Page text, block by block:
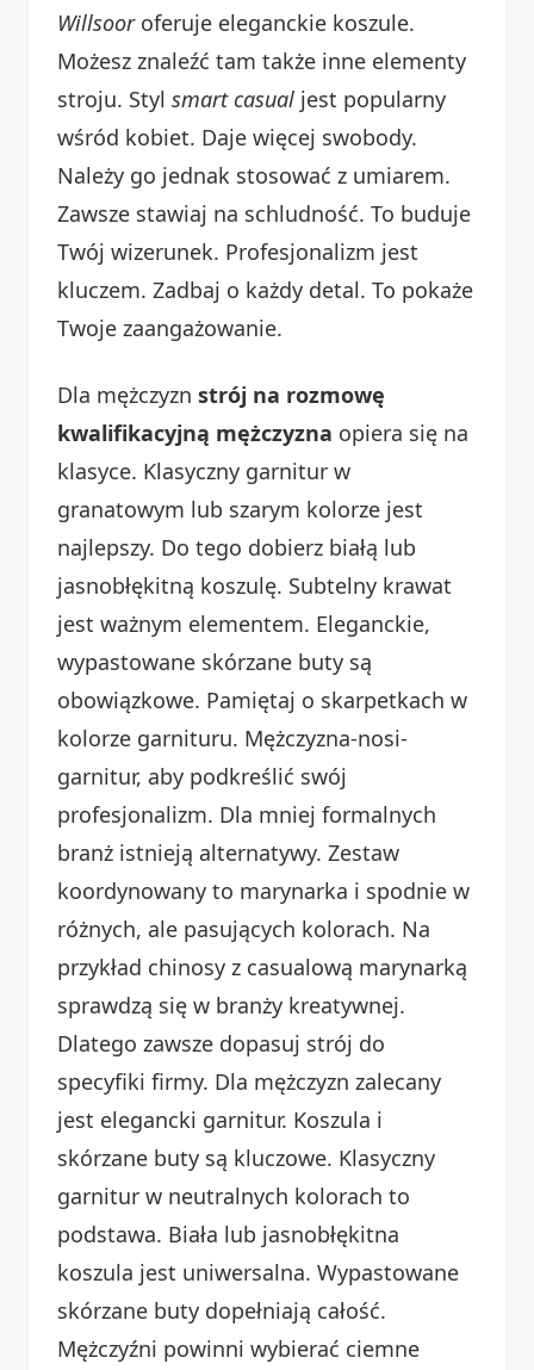
Willsooroferuje eleganckie koszule.
Możesz znaleźć tam także inne elementy
stroju. Styl smart casual jest popularny
wśród kobiet. Daje więcej swobody.
Należy go jednak stosować z umiarem.
Zawsze stawiaj na schludność. To buduje
Twój wizerunek. Profesjonalizm jest
kluczem. Zadbaj o każdy detal. To pokaże
Twoje zaangażowanie.
Dla mężczyzn strój na rozmowę
kwalifikacyjną mężczyzna opiera się na
klasyce. Klasyczny garnitur w
granatowym lub szarym kolorze jest
najlepszy. Do tego dobierz białą lub
jasnobłękitną koszulę. Subtelny krawat
jest ważnym elementem. Eleganckie,
wypastowane skórzane buty są
obowiązkowe. Pamiętaj o skarpetkach w
kolorze garnituru. Mężczyzna-nosi-
garnitur, aby podkreślić swój
profesjonalizm. Dla mniej formalnych
branż istnieją alternatywy. Zestaw
koordynowany to marynarka i spodnie w
różnych, ale pasujących kolorach. Na
przykład chinosy z casualową marynarką
sprawdzą się w branży kreatywnej.
Dlatego zawsze dopasuj strój do
specyfiki firmy. Dla mężczyzn zalecany
jest elegancki garnitur. Koszula i
skórzane buty są kluczowe. Klasyczny
garnitur w neutralnych kolorach to
podstawa. Biała lub jasnobłękitna
koszula jest uniwersalna. Wypastowane
skórzane buty dopełniają całość.
Mężczyźni powinni wybierać ciemne